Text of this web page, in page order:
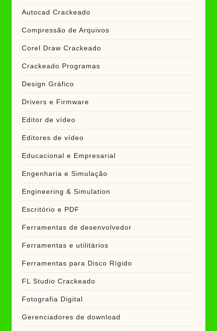
Autocad Crackeado
Compressão de Arquivos
Corel Draw Crackeado
Crackeado Programas
Design Gráfico
Drivers e Firmware
Editor de vídeo
Editores de vídeo
Educacional e Empresarial
Engenharia e Simulação
Engineering & Simulation
Escritório e PDF
Ferramentas de desenvolvedor
Ferramentas e utilitários
Ferramentas para Disco Rígido
FL Studio Crackeado
Fotografia Digital
Gerenciadores de download